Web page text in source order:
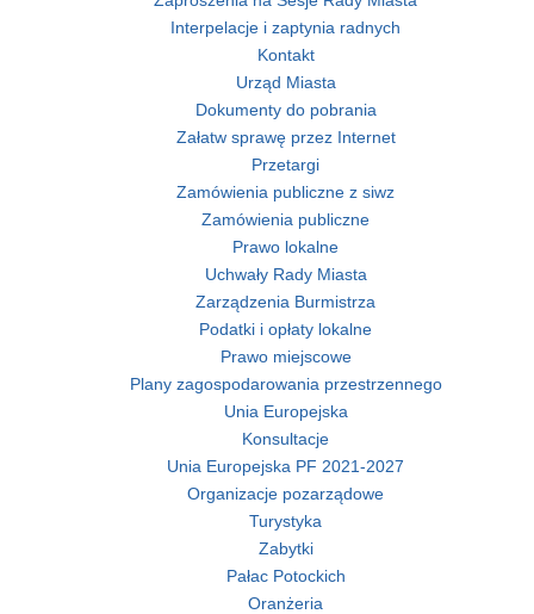
Interpelacje i zaptynia radnych
Kontakt
Urząd Miasta
Dokumenty do pobrania
Załatw sprawę przez Internet
Przetargi
Zamówienia publiczne z siwz
Zamówienia publiczne
Prawo lokalne
Uchwały Rady Miasta
Zarządzenia Burmistrza
Podatki i opłaty lokalne
Prawo miejscowe
Plany zagospodarowania przestrzennego
Unia Europejska
Konsultacje
Unia Europejska PF 2021-2027
Organizacje pozarządowe
Turystyka
Zabytki
Pałac Potockich
Oranżeria